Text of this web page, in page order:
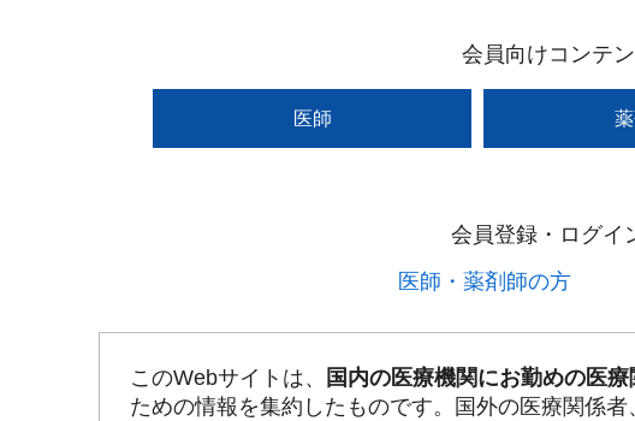
会員向けコンテ
医師
会員登録・ログイ
医師・薬剤師の方​
このWebサイトは、 国内の医療機関にお勤めの医
ための情報を集約したものです。国外の医療関係